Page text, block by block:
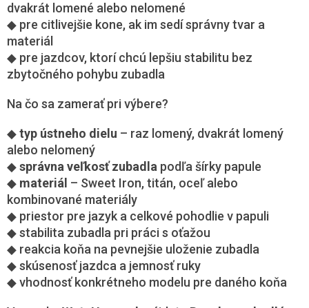
dvakrát lomené alebo nelomené
◆ pre citlivejšie kone, ak im sedí správny tvar a
materiál
◆ pre jazdcov, ktorí chcú lepšiu stabilitu bez
zbytočného pohybu zubadla
Na čo sa zamerať pri výbere?
◆typ ústneho dielu – raz lomený, dvakrát lomený
alebo nelomený
◆správna veľkosť zubadla podľa šírky papule
◆ materiál – Sweet Iron, titán, oceľ alebo
kombinované materiály
◆ priestor pre jazyk a celkové pohodlie v papuli
◆ stabilita zubadla pri práci s oťažou
◆ reakcia koňa na pevnejšie uloženie zubadla
◆ skúsenosť jazdca a jemnosť ruky
◆ vhodnosť konkrétneho modelu pre daného koňa